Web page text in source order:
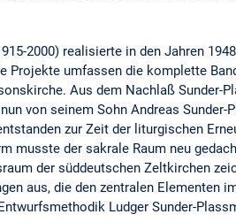
2000) realisierte in den Jahren
Projekte umfassen die komplette
Aus dem Nachlaß Sunder-
von seinem Sohn Andreas
zur Zeit der liturgischen
musste der sakrale Raum neu
der süddeutschen Zeltkirchen
aus, die den zentralen Elementen
Ludger Sunder-